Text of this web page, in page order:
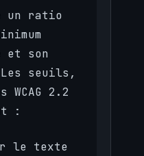
un ratio
et son
seuils,
2.2
:
le texte